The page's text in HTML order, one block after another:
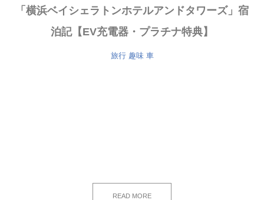
「横浜ベイシェラトンホテルアンドタワーズ」宿
泊記【EV充電器・プラチナ特典】
旅行 趣味 車
READ MORE